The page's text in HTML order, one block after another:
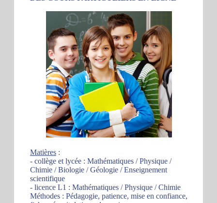
Matières :
- collège et lycée : Mathématiques / Physique /
Chimie / Biologie / Géologie / Enseignement
scientifique
- licence L1 : Mathématiques / Physique / Chimie
Méthodes : Pédagogie, patience, mise en confiance,